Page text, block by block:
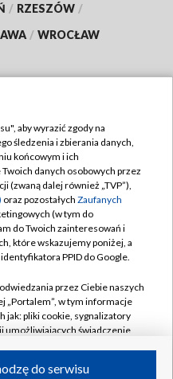
/ RZESZÓW /
/ WROCŁAW
TVP
aby wyrazić zgody na
śledzenia i zbierania danych,
końcowym i ich
danych osobowych przez
(zwaną dalej również „TVP”),
oraz pozostałych Zaufanych
(w tym do
do Twoich zainteresowań i
które wskazujemy poniżej, a
PPID do Google.
przez Ciebie naszych
„Portalem”, w tym informacje
jak: pliki cookie, sygnalizatory
umożliwiających świadczenie
do serwisu